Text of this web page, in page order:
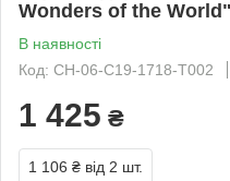
Wonders of the World"
В наявності
Код: CH-06-C19-1718-T002
1 425 ₴
1 106 ₴ від 2 шт.